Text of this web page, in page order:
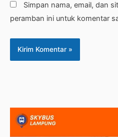
Simpan nama, email, dan
peramban ini untuk komentar